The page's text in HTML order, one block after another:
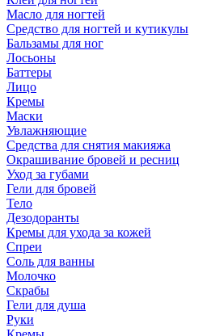
Масло для ногтей
Средство для ногтей и кутикулы
Бальзамы для ног
Лосьоны
Баттеры
Лицо
Кремы
Маски
Увлажняющие
Средства для снятия макияжа
Окрашивание бровей и ресниц
Уход за губами
Гели для бровей
Тело
Дезодоранты
Кремы для ухода за кожей
Спреи
Соль для ванны
Молочко
Скрабы
Гели для душа
Руки